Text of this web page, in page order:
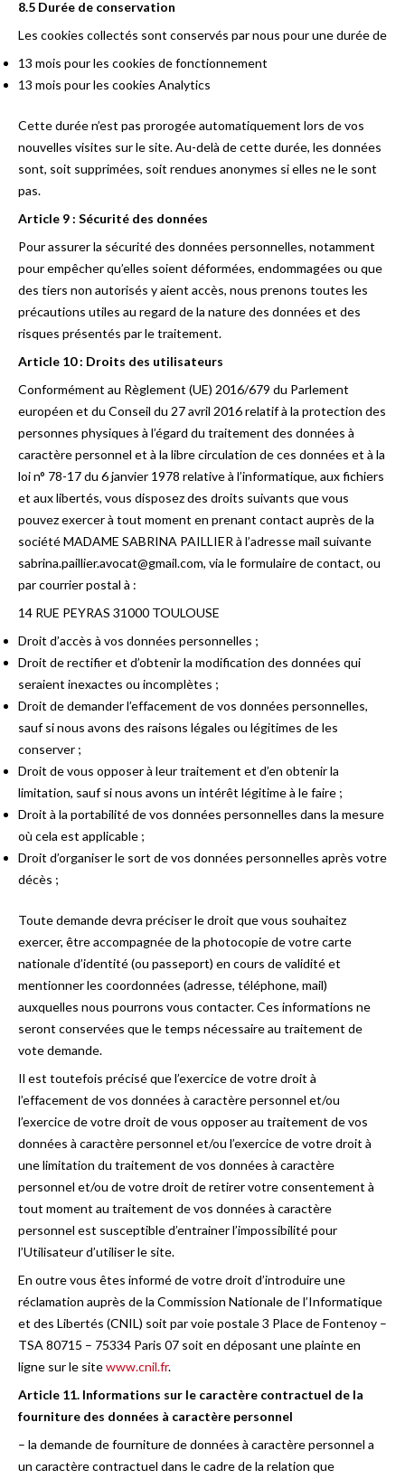
8.5 Durée de conservation
Les cookies collectés sont conservés par nous pour une durée de
13 mois pour les cookies de fonctionnement
13 mois pour les cookies Analytics
Cette durée n’est pas prorogée automatiquement lors de vos
nouvelles visites sur le site. Au-delà de cette durée, les données
sont, soit supprimées, soit rendues anonymes si elles ne le sont
pas.
Article 9 : Sécurité des données
Pour assurer la sécurité des données personnelles, notamment
pour empêcher qu’elles soient déformées, endommagées ou que
des tiers non autorisés y aient accès, nous prenons toutes les
précautions utiles au regard de la nature des données et des
risques présentés par le traitement.
Article 10 : Droits des utilisateurs
Conformément au Règlement (UE) 2016/679 du Parlement
européen et du Conseil du 27 avril 2016 relatif à la protection des
personnes physiques à l’égard du traitement des données à
caractère personnel et à la libre circulation de ces données et à la
loi n° 78-17 du 6 janvier 1978 relative à l’informatique, aux fichiers
et aux libertés, vous disposez des droits suivants que vous
pouvez exercer à tout moment en prenant contact auprès de la
société MADAME SABRINA PAILLIER à l’adresse mail suivante
sabrina.paillier.avocat@gmail.com, via le formulaire de contact, ou
par courrier postal à :
14 RUE PEYRAS 31000 TOULOUSE
Droit d’accès à vos données personnelles ;
Droit de rectifier et d’obtenir la modification des données qui
seraient inexactes ou incomplètes ;
Droit de demander l’effacement de vos données personnelles,
sauf si nous avons des raisons légales ou légitimes de les
conserver ;
Droit de vous opposer à leur traitement et d’en obtenir la
limitation, sauf si nous avons un intérêt légitime à le faire ;
Droit à la portabilité de vos données personnelles dans la mesure
où cela est applicable ;
Droit d’organiser le sort de vos données personnelles après votre
décès ;
Toute demande devra préciser le droit que vous souhaitez
exercer, être accompagnée de la photocopie de votre carte
nationale d’identité (ou passeport) en cours de validité et
mentionner les coordonnées (adresse, téléphone, mail)
auxquelles nous pourrons vous contacter. Ces informations ne
seront conservées que le temps nécessaire au traitement de
vote demande.
Il est toutefois précisé que l’exercice de votre droit à
l’effacement de vos données à caractère personnel et/ou
l’exercice de votre droit de vous opposer au traitement de vos
données à caractère personnel et/ou l’exercice de votre droit à
une limitation du traitement de vos données à caractère
personnel et/ou de votre droit de retirer votre consentement à
tout moment au traitement de vos données à caractère
personnel est susceptible d’entrainer l’impossibilité pour
l’Utilisateur d’utiliser le site.
En outre vous êtes informé de votre droit d’introduire une
réclamation auprès de la Commission Nationale de l’Informatique
et des Libertés (CNIL) soit par voie postale 3 Place de Fontenoy –
TSA 80715 – 75334 Paris 07 soit en déposant une plainte en
ligne sur le sitewww.cnil.fr.
Article 11. Informations sur le caractère contractuel de la
fourniture des données à caractère personnel
– la demande de fourniture de données à caractère personnel a
un caractère contractuel dans le cadre de la relation que